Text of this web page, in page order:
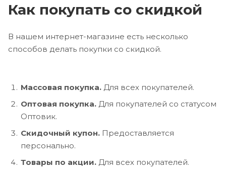
Как покупать со скидкой
В нашем интернет-магазине есть несколько
способов делать покупки со скидкой.
Массовая покупка. Для всех покупателей.
Оптовая покупка. Для покупателей со статусом
Оптовик.
Скидочный купон. Предоставляется
персонально.
Товары по акции. Для всех покупателей.